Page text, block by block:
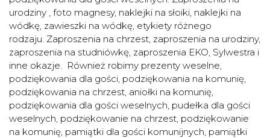
urodziny , foto magnesy, naklejki na słoiki, naklejki na
wódkę, zawieszki na wódkę, etykiety różnego
rodzaju. Zaproszenia na chrzest, zaproszenia na urodziny,
zaproszenia na studniówkę, zaproszenia EKO, Sylwestra i
inne okazje. Również robimy prezenty weselne,
podziękowania dla gości, podziękowania na komunię,
podziękowania na chrzest, aniołki na komunię,
podziękowania dla gości weselnych, pudełka dla gości
weselnych, podziękowanie na chrzest, podziękowanie
na komunię, pamiątki dla gości komunijnych, pamiątki